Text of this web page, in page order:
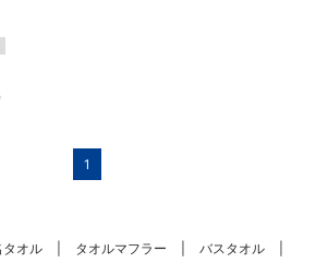
1
タオル タオルマフラー バスタオル